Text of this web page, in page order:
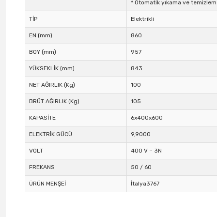
* Otomatik yıkama ve
TİP Elektrikli
EN (mm) 860
BOY (mm) 957
YÜKSEKLİK (mm) 843
NET AĞIRLIK (Kg) 100
BRÜT AĞIRLIK (Kg) 105
KAPASİTE 6x400x600
ELEKTRİK GÜCÜ 9,9000
VOLT 400 V ~ 3N
FREKANS 50 / 60
ÜRÜN MENŞEİ İtalya3767